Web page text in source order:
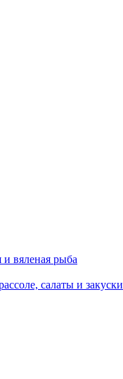
и вяленая рыба
салаты и закуски